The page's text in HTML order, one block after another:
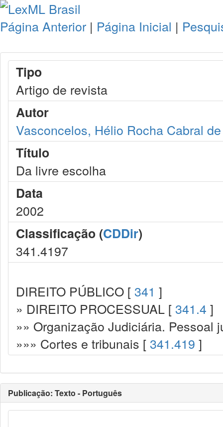
Página Anterior | Página Inicial |
Tipo
Artigo de revista
Autor
Vasconcelos, Hélio Rocha Cabral de
Título
Da livre escolha
Data
2002
Classificação (CDDir)
341.4197
DIREITO PÚBLICO [ 341 ]
» DIREITO PROCESSUAL [ 341.4 ]
»» Organização Judiciária. Pessoal
»»» Cortes e tribunais [ 341.419 ]
Publicação: Texto - Português